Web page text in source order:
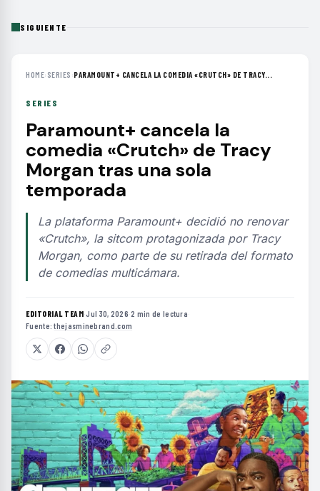
SIGUIENTE
HOME› SERIES ›PARAMOUNT+ CANCELA LA COMEDIA «CRUTCH» DE TRACY...
SERIES
Paramount+ cancela la
comedia «Crutch» de Tracy
Morgan tras una sola
temporada
La plataforma Paramount+ decidió no renovar
«Crutch», la sitcom protagonizada por Tracy
Morgan, como parte de su retirada del formato
de comedias multicámara.
EDITORIAL TEAM·Jul 30, 2026·2 min de lectura·
Fuente:thejasminebrand.com